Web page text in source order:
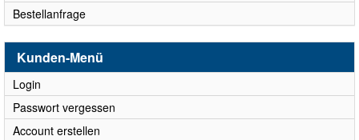
Bestellanfrage
Kunden-Menü
Login
Passwort vergessen
Account erstellen